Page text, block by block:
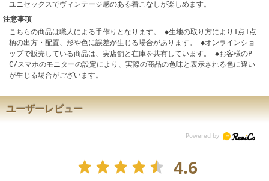
ユニセックスでヴィンテージ感のある着こなしが楽しめます。
注意事項
こちらの商品は職人による手作りとなります。 ◆生地の取り方により1点1点
柄の出方・配置、形や色に誤差が生じる場合があります。 ◆オンラインショ
ップで販売している商品は、実店舗と在庫を共有しています。 ◆お客様のP
C/スマホのモニターの設定により、実際の商品の色味と表示される色に違い
が生じる場合がございます。
ユーザーレビュー
4.6